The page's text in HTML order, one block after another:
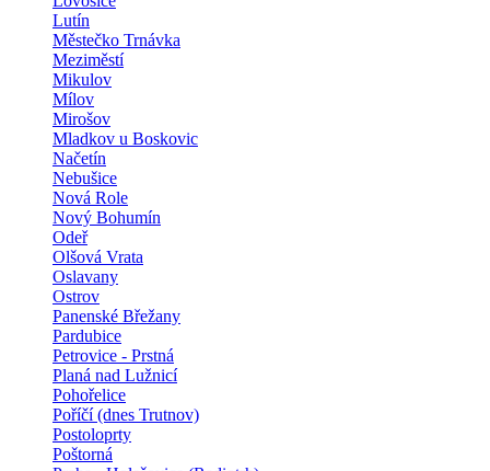
Lutín
Městečko Trnávka
Meziměstí
Mikulov
Mílov
Mirošov
Mladkov u Boskovic
Načetín
Nebušice
Nová Role
Nový Bohumín
Odeř
Olšová Vrata
Oslavany
Ostrov
Panenské Břežany
Pardubice
Petrovice - Prstná
Planá nad Lužnicí
Pohořelice
Poříčí (dnes Trutnov)
Postoloprty
Poštorná